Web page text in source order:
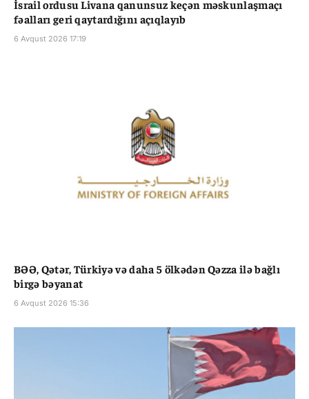
İsrail ordusu Livana qanunsuz keçən məskunlaşmaçı
fəalları geri qaytardığını açıqlayıb
6 Avqust 2026 17:19
BƏƏ, Qətər, Türkiyə və daha 5 ölkədən Qəzza ilə bağlı
birgə bəyanat
6 Avqust 2026 15:36